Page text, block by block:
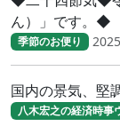
ん）」です。◆
季節のお便り
国内の景気、
八木宏之の経済時事